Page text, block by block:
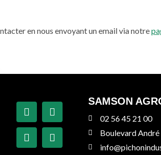
en nous envoyant un email via notre
SAMSON
02 56 45 21 00
Boulevard